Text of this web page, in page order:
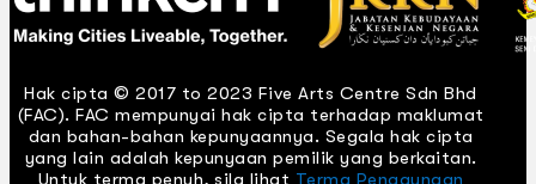
Hak cipta © 2017 to 2023 Five Arts Centre Sdn Bhd
(FAC). FAC mempunyai hak cipta terhadap maklumat
dan bahan-bahan kepunyaannya. Segala hak cipta
yang lain adalah kepunyaan pemilik yang berkaitan.